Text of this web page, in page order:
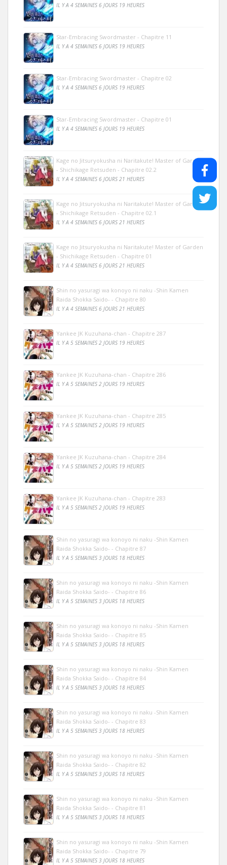
IL Y A 4 SEMAINES 6 JOURS 19 HEURES
Star-Embracing Swordmaster - Chapitre 11
IL Y A 4 SEMAINES 6 JOURS 19 HEURES
Star-Embracing Swordmaster - Chapitre 02
IL Y A 4 SEMAINES 6 JOURS 19 HEURES
Star-Embracing Swordmaster - Chapitre 01
IL Y A 4 SEMAINES 6 JOURS 19 HEURES
Kage no Jitsuryokusha ni Naritakute! Master of Garden
- Shichikage Retsuden - Chapitre 02.2
IL Y A 4 SEMAINES 6 JOURS 21 HEURES
Kage no Jitsuryokusha ni Naritakute! Master of Garden
- Shichikage Retsuden - Chapitre 02.1
IL Y A 4 SEMAINES 6 JOURS 21 HEURES
Kage no Jitsuryokusha ni Naritakute! Master of Garden
- Shichikage Retsuden - Chapitre 01
IL Y A 4 SEMAINES 6 JOURS 21 HEURES
Shin no yasuragi wa konoyo ni naku -Shin Kamen
Raida Shokka Saido- - Chapitre 80
IL Y A 4 SEMAINES 6 JOURS 21 HEURES
Yankee JK Kuzuhana-chan - Chapitre 287
IL Y A 5 SEMAINES 2 JOURS 19 HEURES
Yankee JK Kuzuhana-chan - Chapitre 286
IL Y A 5 SEMAINES 2 JOURS 19 HEURES
Yankee JK Kuzuhana-chan - Chapitre 285
IL Y A 5 SEMAINES 2 JOURS 19 HEURES
Yankee JK Kuzuhana-chan - Chapitre 284
IL Y A 5 SEMAINES 2 JOURS 19 HEURES
Yankee JK Kuzuhana-chan - Chapitre 283
IL Y A 5 SEMAINES 2 JOURS 19 HEURES
Shin no yasuragi wa konoyo ni naku -Shin Kamen
Raida Shokka Saido- - Chapitre 87
IL Y A 5 SEMAINES 3 JOURS 18 HEURES
Shin no yasuragi wa konoyo ni naku -Shin Kamen
Raida Shokka Saido- - Chapitre 86
IL Y A 5 SEMAINES 3 JOURS 18 HEURES
Shin no yasuragi wa konoyo ni naku -Shin Kamen
Raida Shokka Saido- - Chapitre 85
IL Y A 5 SEMAINES 3 JOURS 18 HEURES
Shin no yasuragi wa konoyo ni naku -Shin Kamen
Raida Shokka Saido- - Chapitre 84
IL Y A 5 SEMAINES 3 JOURS 18 HEURES
Shin no yasuragi wa konoyo ni naku -Shin Kamen
Raida Shokka Saido- - Chapitre 83
IL Y A 5 SEMAINES 3 JOURS 18 HEURES
Shin no yasuragi wa konoyo ni naku -Shin Kamen
Raida Shokka Saido- - Chapitre 82
IL Y A 5 SEMAINES 3 JOURS 18 HEURES
Shin no yasuragi wa konoyo ni naku -Shin Kamen
Raida Shokka Saido- - Chapitre 81
IL Y A 5 SEMAINES 3 JOURS 18 HEURES
Shin no yasuragi wa konoyo ni naku -Shin Kamen
Raida Shokka Saido- - Chapitre 79
IL Y A 5 SEMAINES 3 JOURS 18 HEURES